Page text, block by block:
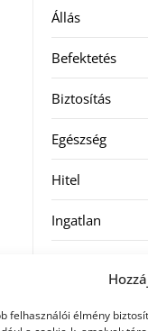
felhasználói élmény
Állás
Befektetés
Biztosítás
Egészség
Hitel
Ingatlan